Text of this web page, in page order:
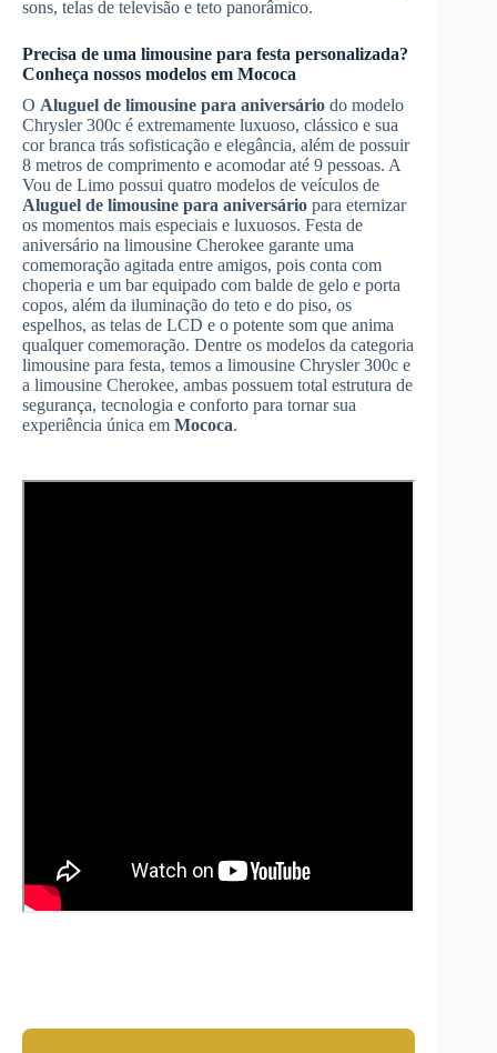
sons, telas de televisão e teto panorâmico.
Precisa de uma limousine para festa personalizada?
Conheça nossos modelos em Mococa
O Aluguel de limousine para aniversário do modelo
Chrysler 300c é extremamente luxuoso, clássico e sua
cor branca trás sofisticação e elegância, além de possuir
8 metros de comprimento e acomodar até 9 pessoas. A
Vou de Limo possui quatro modelos de veículos de
Aluguel de limousine para aniversário para eternizar
os momentos mais especiais e luxuosos. Festa de
aniversário na limousine Cherokee garante uma
comemoração agitada entre amigos, pois conta com
choperia e um bar equipado com balde de gelo e porta
copos, além da iluminação do teto e do piso, os
espelhos, as telas de LCD e o potente som que anima
qualquer comemoração. Dentre os modelos da categoria
limousine para festa, temos a limousine Chrysler 300c e
a limousine Cherokee, ambas possuem total estrutura de
segurança, tecnologia e conforto para tornar sua
experiência única em Mococa.